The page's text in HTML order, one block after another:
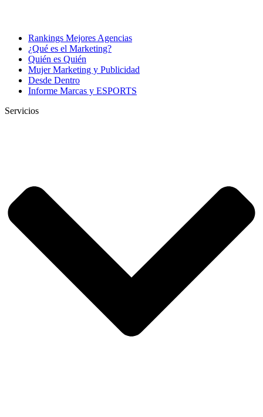
Rankings Mejores Agencias
¿Qué es el Marketing?
Quién es Quién
Mujer Marketing y Publicidad
Desde Dentro
Informe Marcas y ESPORTS
Servicios